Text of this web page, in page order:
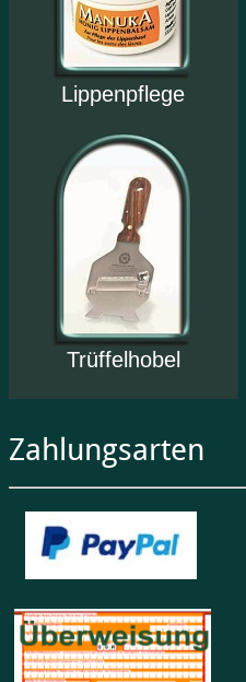
Lippenpflege
Trüffelhobel
Zahlungsarten